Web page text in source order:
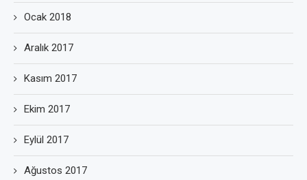
Ocak 2018
Aralık 2017
Kasım 2017
Ekim 2017
Eylül 2017
Ağustos 2017